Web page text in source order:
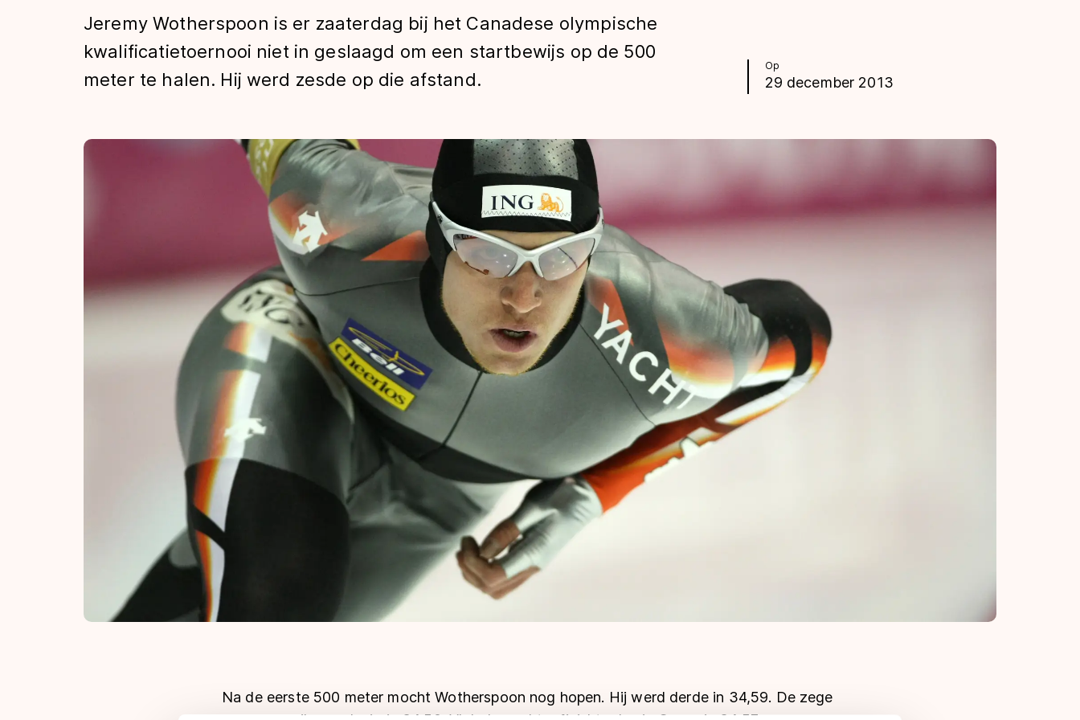
Tijden & historie
De weg op
Schaatsfans
Olympische Spelen
Op
29 december 2013
Jeremy Wotherspoon is er zaaterdag bij het Canadese olympische
kwalificatietoernooi niet in geslaagd om een startbewijs op de 500
meter te halen. Hij werd zesde op die afstand.
Na de eerste 500 meter mocht Wotherspoon nog hopen. Hij werd derde in 34,59. De zege